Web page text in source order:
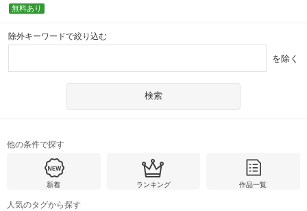
無料あり
除外キーワードで絞り込む
を除く
他の条件で探す
新着 ランキング 作品一覧
人気のタグから探す